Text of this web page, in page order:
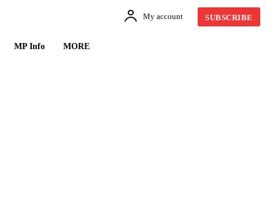
My account SUBSCRIBE
MP Info MORE